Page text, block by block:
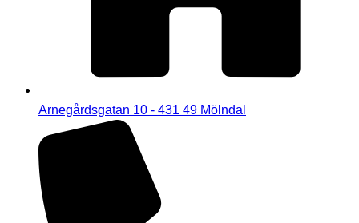
Arnegårdsgatan 10 - 431 49 Mölndal